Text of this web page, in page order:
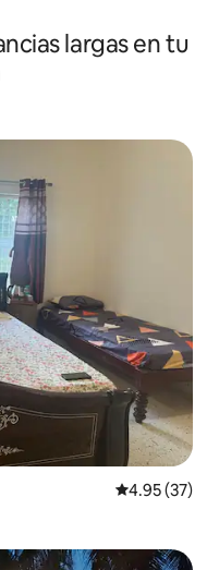
largas en tu
Calificación
4.95 (37)